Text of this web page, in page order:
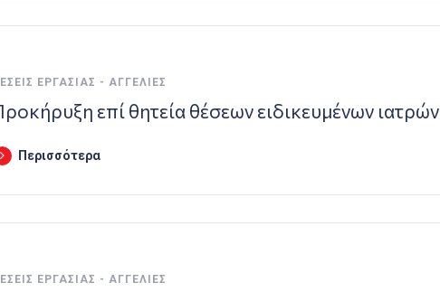
ΕΡΓΑΣΊΑΣ - ΑΓΓΕΛΊΕΣ
επί θητεία θέσεων ειδικευμένων
Περισσότερα
ΕΡΓΑΣΊΑΣ - ΑΓΓΕΛΊΕΣ